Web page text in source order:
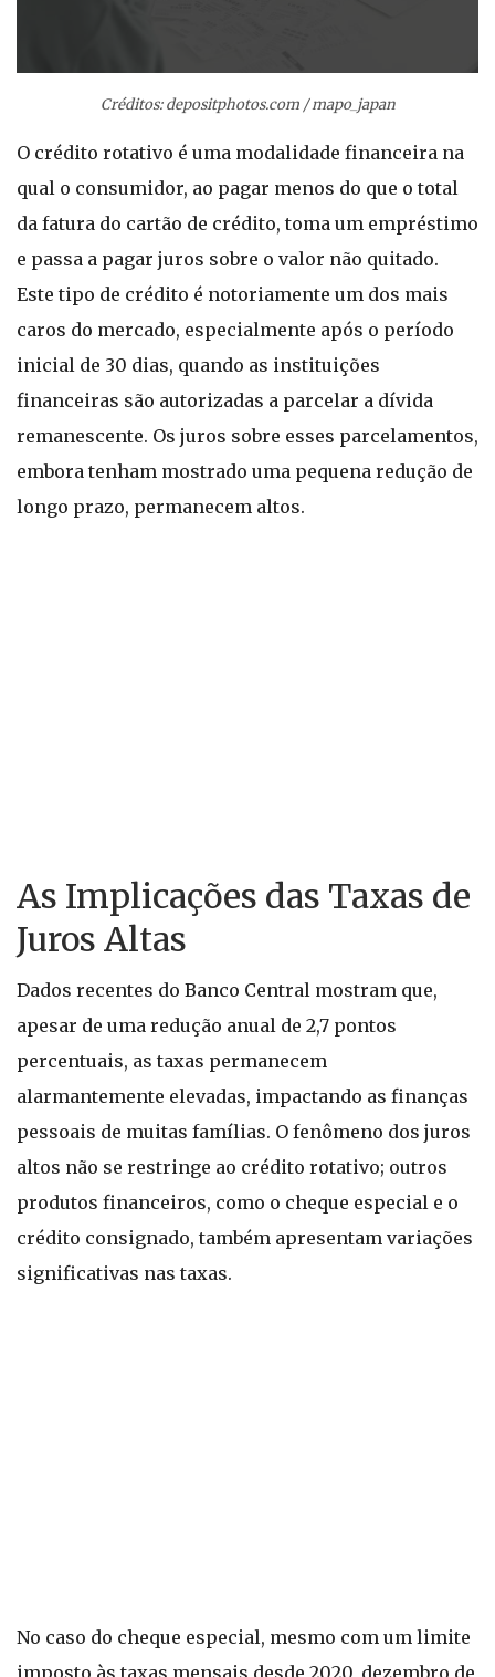
Créditos: depositphotos.com / mapo_japan
O crédito rotativo é uma modalidade financeira na
qual o consumidor, ao pagar menos do que o total
da fatura do cartão de crédito, toma um empréstimo
e passa a pagar juros sobre o valor não quitado.
Este tipo de crédito é notoriamente um dos mais
caros do mercado, especialmente após o período
inicial de 30 dias, quando as instituições
financeiras são autorizadas a parcelar a dívida
remanescente. Os juros sobre esses parcelamentos,
embora tenham mostrado uma pequena redução de
longo prazo, permanecem altos.
As Implicações das Taxas de
Juros Altas
Dados recentes do Banco Central mostram que,
apesar de uma redução anual de 2,7 pontos
percentuais, as taxas permanecem
alarmantemente elevadas, impactando as finanças
pessoais de muitas famílias. O fenômeno dos juros
altos não se restringe ao crédito rotativo; outros
produtos financeiros, como o cheque especial e o
crédito consignado, também apresentam variações
significativas nas taxas.
No caso do cheque especial, mesmo com um limite
imposto às taxas mensais desde 2020, dezembro de